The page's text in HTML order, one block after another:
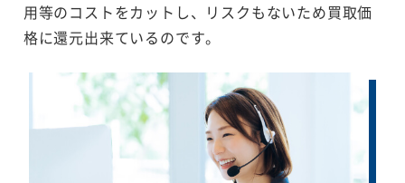
用等のコストをカットし、リスクもないため買取価
格に還元出来ているのです。